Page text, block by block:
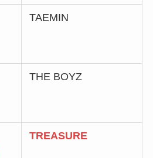
TAEMIN
THE BOYZ
TREASURE